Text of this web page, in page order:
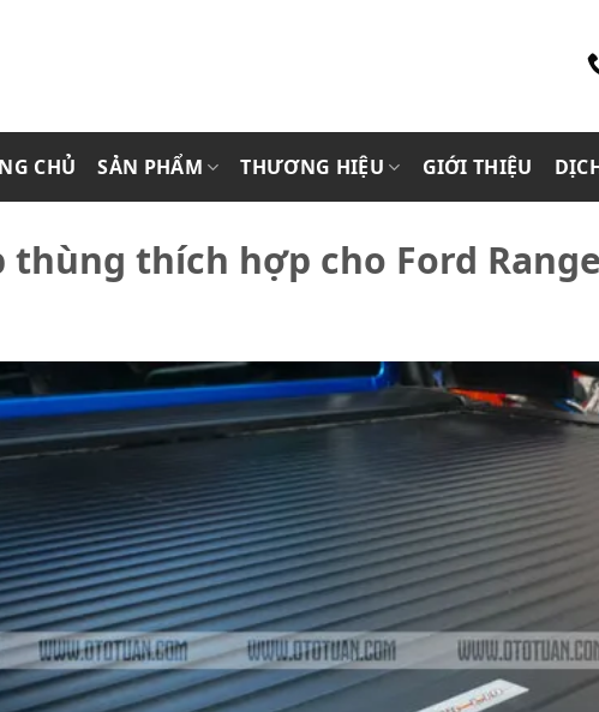
CHỦ SẢN PHẨM THƯƠNG HIỆU GIỚI THIỆU
thùng thích hợp cho Ford